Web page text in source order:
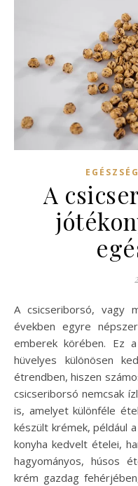
EGÉSZSÉG
A
A csicseriborsó, vagy más néven garbanzó, az utóbbi
években egyre
emberek körében. Ez
hüvelyes különösen
étrendben, hiszen
csicseriborsó nemcsak
is, amelyet különféle
készült krémek, például
konyha kedvelt ételei,
hagyományos, húsos
krém gazdag